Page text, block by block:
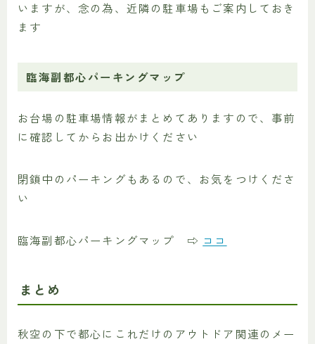
いますが、念の為、近隣の駐車場もご案内しておき
ます
臨海副都心パーキングマップ
お台場の駐車場情報がまとめてありますので、事前
に確認してからお出かけください
閉鎖中のパーキングもあるので、お気をつけくださ
い
臨海副都心パーキングマップ ⇨ ココ
まとめ
秋空の下で都心にこれだけのアウトドア関連のメー